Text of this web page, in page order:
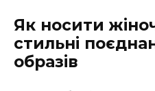
Як носити
стильні
образів